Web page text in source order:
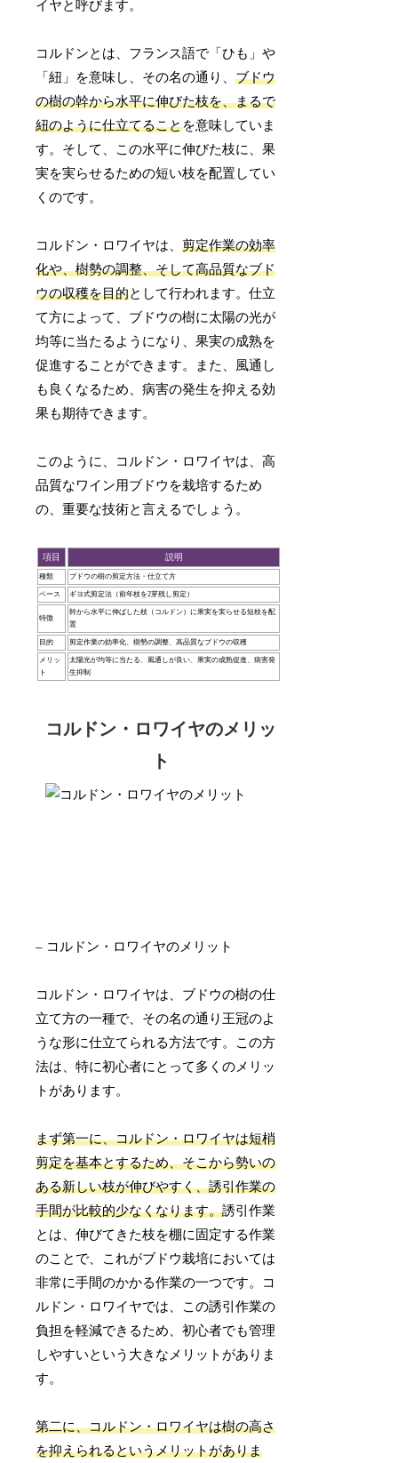
イヤと呼びます。
コルドンとは、フランス語で「ひも」や
「紐」を意味し、その名の通り、ブドウ
の樹の幹から水平に伸びた枝を、まるで
紐のように仕立てることを意味していま
す。そして、この水平に伸びた枝に、果
実を実らせるための短い枝を配置してい
くのです。
コルドン・ロワイヤは、剪定作業の効率
化や、樹勢の調整、そして高品質なブド
ウの収穫を目的として行われます。仕立
て方によって、ブドウの樹に太陽の光が
均等に当たるようになり、果実の成熟を
促進することができます。また、風通し
も良くなるため、病害の発生を抑える効
果も期待できます。
このように、コルドン・ロワイヤは、高
品質なワイン用ブドウを栽培するため
の、重要な技術と言えるでしょう。
項目 説明
種類 ブドウの樹の剪定方法・仕立て方
ベース ギヨ式剪定法（前年枝を2芽残し剪定）
特徴
幹から水平に伸ばした枝（コルドン）に果実を実らせる短枝を配
置
目的 剪定作業の効率化、樹勢の調整、高品質なブドウの収穫
メリッ
ト
太陽光が均等に当たる、風通しが良い、果実の成熟促進、病害発
生抑制
コルドン・ロワイヤのメリッ
ト
– コルドン・ロワイヤのメリット
コルドン・ロワイヤは、ブドウの樹の仕
立て方の一種で、その名の通り王冠のよ
うな形に仕立てられる方法です。この方
法は、特に初心者にとって多くのメリッ
トがあります。
まず第一に、コルドン・ロワイヤは短梢
剪定を基本とするため、そこから勢いの
ある新しい枝が伸びやすく、誘引作業の
手間が比較的少なくなります。誘引作業
とは、伸びてきた枝を棚に固定する作業
のことで、これがブドウ栽培においては
非常に手間のかかる作業の一つです。コ
ルドン・ロワイヤでは、この誘引作業の
負担を軽減できるため、初心者でも管理
しやすいという大きなメリットがありま
す。
第二に、コルドン・ロワイヤは樹の高さ
を抑えられるというメリットがありま